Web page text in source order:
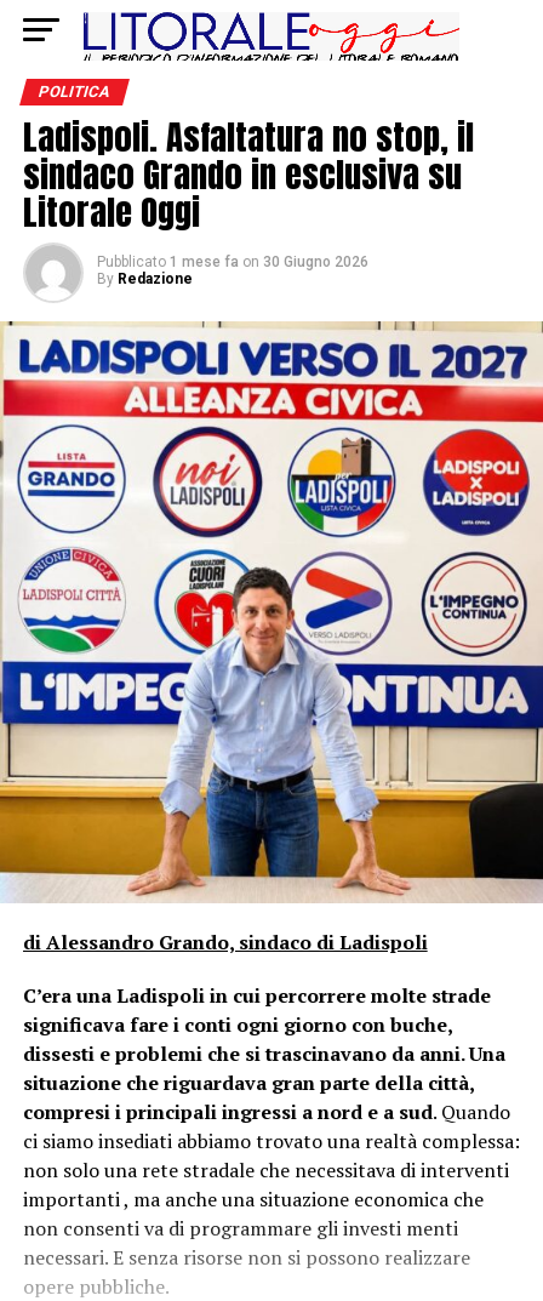
POLITICA
Ladispoli. Asfaltatura no stop, il
sindaco Grando in esclusiva su
Litorale Oggi
Pubblicato 1 mese fa on 30 Giugno 2026
By Redazione
di Alessandro Grando, sindaco di Ladispoli
C’era una Ladispoli in cui percorrere molte strade
significava fare i conti ogni giorno con buche,
dissesti e problemi che si trascinavano da anni. Una
situazione che riguardava gran parte della città,
compresi i principali ingressi a nord e a sud. Quando
ci siamo insediati abbiamo trovato una realtà complessa:
non solo una rete stradale che necessitava di interventi
importanti , ma anche una situazione economica che
non consenti va di programmare gli investi menti
necessari. E senza risorse non si possono realizzare
opere pubbliche.